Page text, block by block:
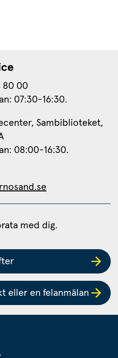
80 00
07:30-16:30.
Sambiblioteket,
08:00-16:30.
med dig.
eller en felanmälan